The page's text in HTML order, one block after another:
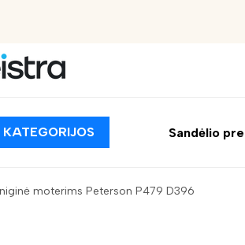
KATEGORIJOS Sandėlio
moterims Peterson P479 D396